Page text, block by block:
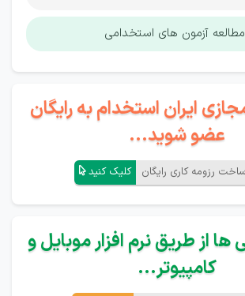
آزمون های استخدامی
ایران استخدام به رایگان
عضو شوید...
رزومه کاری رایگان کلیک کنید
ها از طریق نرم افزار موبایل و
کامپیوتر...